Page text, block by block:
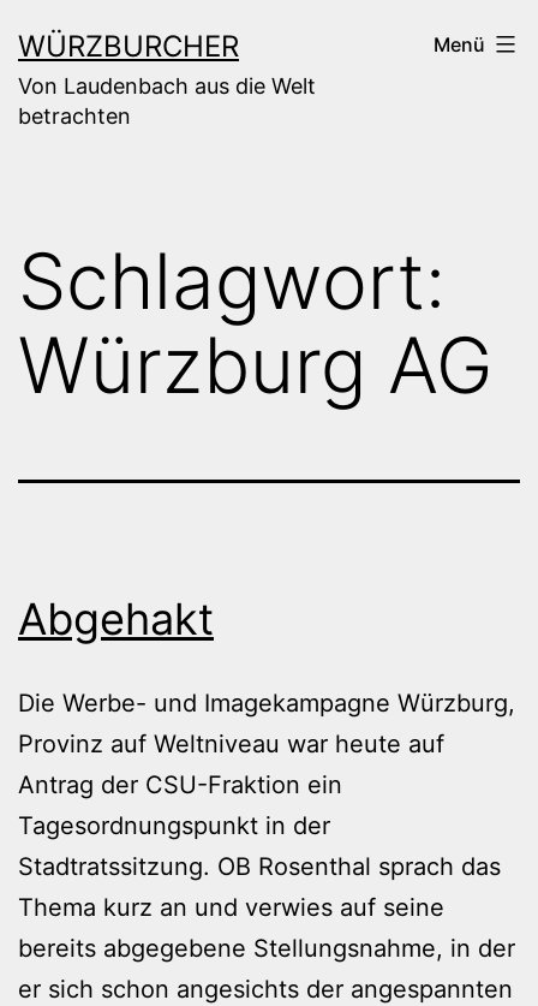
Inhalt
springen
WÜRZBURCHER
Von Laudenbach aus die Welt
betrachten
Menü
Schlagwort:
Würzburg AG
Abgehakt
Die Werbe- und Imagekampagne Würzburg,
Provinz auf Weltniveau war heute auf
Antrag der CSU-Fraktion ein
Tagesordnungspunkt in der
Stadtratssitzung. OB Rosenthal sprach das
Thema kurz an und verwies auf seine
bereits abgegebene Stellungsnahme, in der
er sich schon angesichts der angespannten